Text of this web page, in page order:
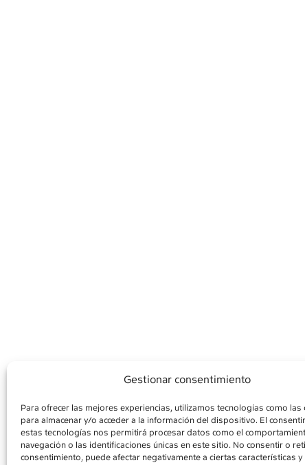
Gestionar consentimiento
Para ofrecer las mejores experiencias, utilizamos tecnologías como las
para almacenar y/o acceder a la información del dispositivo. El
estas tecnologías nos permitirá procesar datos como el
navegación o las identificaciones únicas en este sitio. No consentir o
consentimiento, puede afectar negativamente a ciertas características y
AVÍS LEGAL